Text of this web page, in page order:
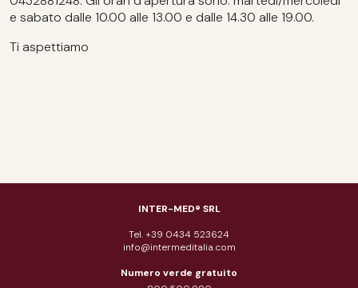
e sabato dalle 10.00 alle 13.00 e dalle 14.30 alle 19.00.
Ti aspettiamo
INTER-MED® SRL
Tel. +39 0434 523624
info@intermeditalia.com
Numero verde gratuito